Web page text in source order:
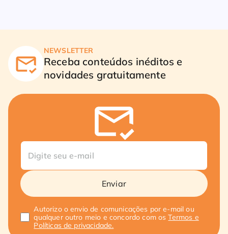
NEWSLETTER
Receba conteúdos inéditos e
novidades gratuitamente
Enviar
Autorizo o envio de comunicações por e-mail ou
qualquer outro meio e concordo com osTermos e
Políticas de privacidade.